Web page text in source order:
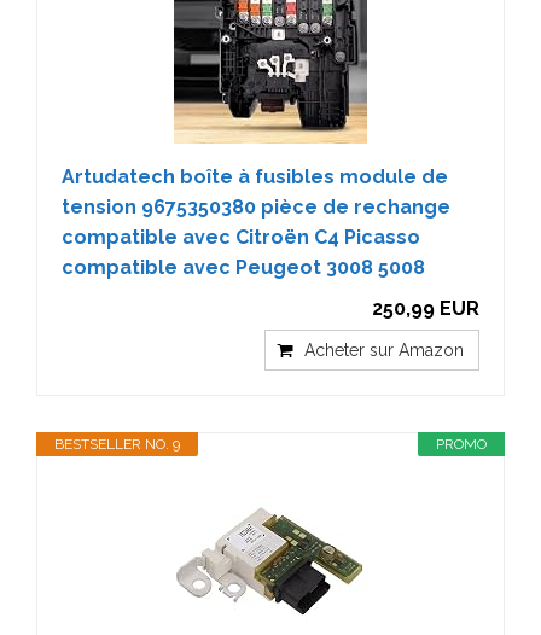
Artudatech boîte à fusibles module de
tension 9675350380 pièce de rechange
compatible avec Citroën C4 Picasso
compatible avec Peugeot 3008 5008
250,99 EUR
Acheter sur Amazon
PROMO
BESTSELLER NO. 9